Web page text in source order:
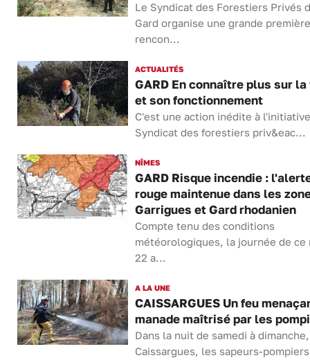
Le Syndicat des Forestiers Privés
Gard organise une grande
rencon...
ACTUALITÉS
GARD En connaître plus sur
et son fonctionnement
C'est une action inédite à
Syndicat des forestiers priv&eac...
NÎMES
GARD Risque incendie :
rouge maintenue dans les
Garrigues et Gard rhodanien
Compte tenu des conditions
météorologiques, la journée de ce
22 a...
A LA UNE
CAISSARGUES Un feu
manade maîtrisé par les
Dans la nuit de samedi à
Caissargues, les sapeurs-